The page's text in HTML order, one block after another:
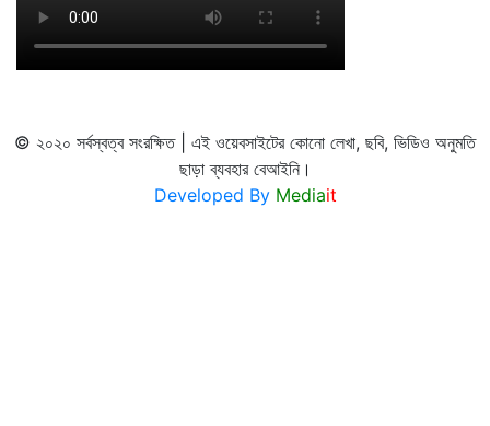
© ২০২০ সর্বস্বত্ব সংরক্ষিত | এই ওয়েবসাইটের কোনো লেখা, ছবি, ভিডিও অনুমতি
ছাড়া ব্যবহার বেআইনি।
Developed By Mediait